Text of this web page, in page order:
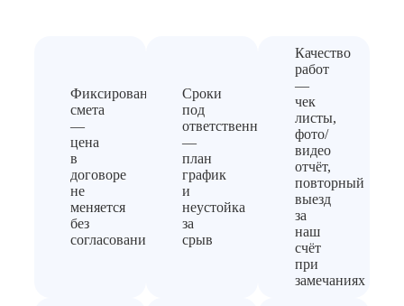
Фиксированная
смета
—
цена
в
договоре
не
меняется
без
согласования
Сроки
под
ответственность
—
план
график
и
неустойка
за
срыв
Качество
работ
—
чек
листы,
фото/
видео
отчёт,
повторный
выезд
за
наш
счёт
при
замечаниях